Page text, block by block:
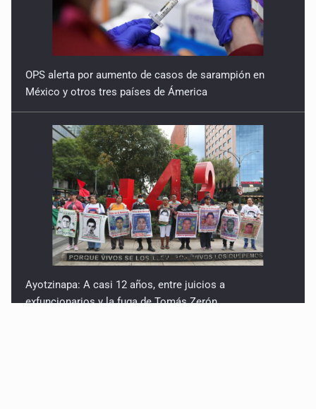
OPS alerta por aumento de casos de sarampión en
México y otros tres países de Ámerica
Ayotzinapa: A casi 12 años, entre juicios a
exfuncionarios y la fuga de Tomás Zerón